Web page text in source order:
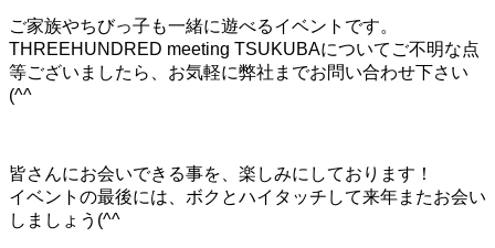
ご家族やちびっ子も一緒に遊べるイベントです。
THREEHUNDRED meeting TSUKUBAについてご不明な点
等ございましたら、お気軽に弊社までお問い合わせ下さい
(^^ゞ
皆さんにお会いできる事を、楽しみにしております！
イベントの最後には、ボクとハイタッチして来年またお会い
しましょう(^^ゞ